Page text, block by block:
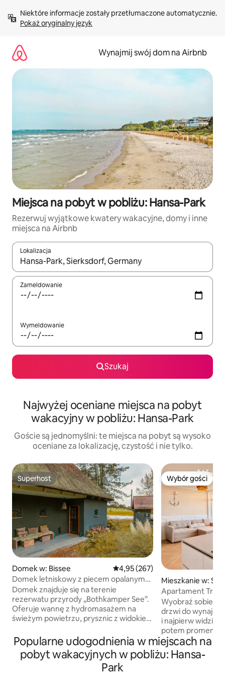
treści Pokaż oryginalny język
Wynajmij swój dom na Airbnb
Miejsca na pobyt w pobliżu: Hansa-Park
Rezerwuj wyjątkowe kwatery wakacyjne, domy i inne
miejsca na Airbnb
Lokalizacja
Gdy wyniki będą dostępne, możesz poruszać się po nich za
Zameldowanie
Wymeldowanie
Szukaj
Najwyżej oceniane miejsca na pobyt
wakacyjny w pobliżu: Hansa-Park
Goście są jednomyślni: te miejsca na pobyt są wysoko
oceniane za lokalizację, czystość i nie tylko.
Superhost
Superhost
Domek w: Bissee Średnia ocena: 4,95 na 5, liczba
4,95 (267)
Domek letniskowy z piecem opalanym
drewnem, jacuzzi i sauną parową
Domek znajduje się na terenie
rezerwatu przyrody „Bothkamper See”.
Oferuje wannę z hydromasażem na
świeżym powietrzu, prysznic z widokiem
drewno, taras, kanapę XXL i łóżko typu
super kingsize, w pełni wyposażoną
kuchnię, maszynę do kostek lodu,
system muzyczny Bluetooth, gramofon,
Wybór gości
Wybór gości
Mieszkanie w:
Apartament
i pierwszy rząd
Wyobraź sobie
drzwi do
i najpierw widzisz
potem
a na końcu
żadnego hałasu
i świeże morskie
Popularne udogodnienia w miejscach na
pobyt wakacyjnych w pobliżu: Hansa-
Park